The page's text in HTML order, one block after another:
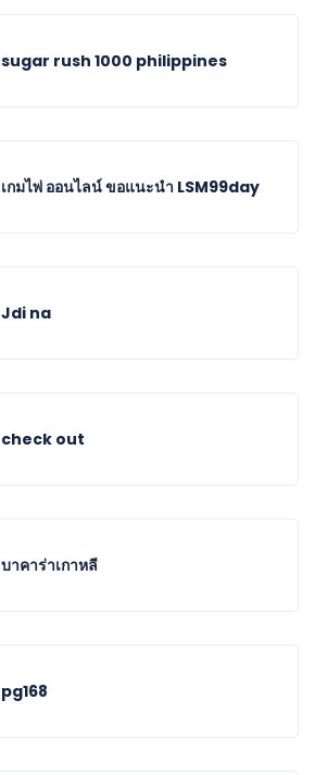
sugar rush 1000 philippines
เกมไพ่ ออนไลน์ ขอแนะนำ LSM99day
Jdi na
check out
บาคาร่าเกาหลี
pg168